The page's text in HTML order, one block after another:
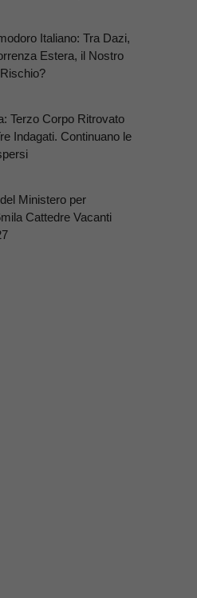
Italiano: Tra Dazi,
Estera, il Nostro
Rischio?
Terzo Corpo Ritrovato
Indagati. Continuano le
Ministero per
Cattedre Vacanti